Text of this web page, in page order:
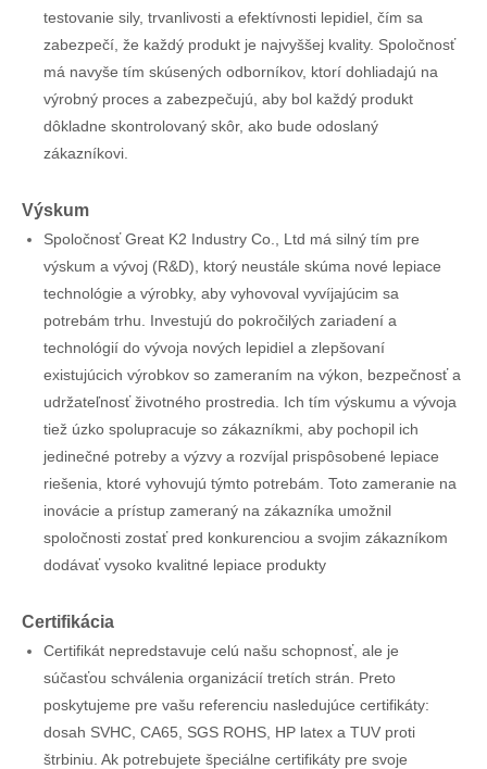
testovanie sily, trvanlivosti a efektívnosti lepidiel, čím sa
zabezpečí, že každý produkt je najvyššej kvality. Spoločnosť
má navyše tím skúsených odborníkov, ktorí dohliadajú na
výrobný proces a zabezpečujú, aby bol každý produkt
dôkladne skontrolovaný skôr, ako bude odoslaný
zákazníkovi.
Výskum
Spoločnosť Great K2 Industry Co., Ltd má silný tím pre
výskum a vývoj (R&D), ktorý neustále skúma nové lepiace
technológie a výrobky, aby vyhovoval vyvíjajúcim sa
potrebám trhu. Investujú do pokročilých zariadení a
technológií do vývoja nových lepidiel a zlepšovaní
existujúcich výrobkov so zameraním na výkon, bezpečnosť a
udržateľnosť životného prostredia. Ich tím výskumu a vývoja
tiež úzko spolupracuje so zákazníkmi, aby pochopil ich
jedinečné potreby a výzvy a rozvíjal prispôsobené lepiace
riešenia, ktoré vyhovujú týmto potrebám. Toto zameranie na
inovácie a prístup zameraný na zákazníka umožnil
spoločnosti zostať pred konkurenciou a svojim zákazníkom
dodávať vysoko kvalitné lepiace produkty
Certifikácia
Certifikát nepredstavuje celú našu schopnosť, ale je
súčasťou schválenia organizácií tretích strán. Preto
poskytujeme pre vašu referenciu nasledujúce certifikáty:
dosah SVHC, CA65, SGS ROHS, HP latex a TUV proti
štrbiniu. Ak potrebujete špeciálne certifikáty pre svoje